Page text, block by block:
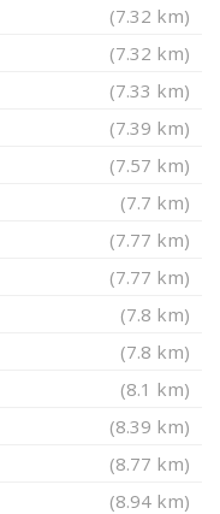
(7.32 km)
(7.32 km)
(7.33 km)
(7.39 km)
(7.57 km)
(7.7 km)
(7.77 km)
(7.77 km)
(7.8 km)
(7.8 km)
(8.1 km)
(8.39 km)
(8.77 km)
(8.94 km)